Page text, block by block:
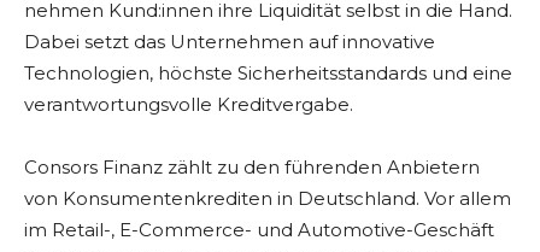
nehmen Kund:innen ihre Liquidität selbst in die Hand.
Dabei setzt das Unternehmen auf innovative
Technologien, höchste Sicherheitsstandards und eine
verantwortungsvolle Kreditvergabe.
Consors Finanz zählt zu den führenden Anbietern
von Konsumentenkrediten in Deutschland. Vor allem
im Retail-, E-Commerce- und Automotive-Geschäft